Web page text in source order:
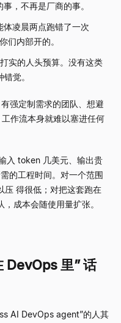
，不再是厂商的事。
体凌晨两点跑错了一次
们内部开的。
实的人头预算。没有这类
觉。
强定制需求的团队、想避
作流本身就难以塞进任何
入 token 几美元、输出贵
的工程时间。对一个范围
压 得很低；对把这套跑在
成本会随使用量扩张。
DevOps 里”话
AI DevOps agent”的人其